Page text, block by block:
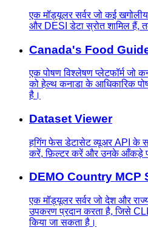
एक मॉड्यूलर सर्वर जो कई
और DESI डेटा स्रोत शामिल हैं,
Canada's Food
एक पोषण विश्लेषण प्लेटफॉर्म जो
को हेल्थ कनाडा के आधिकारिक
है।
Dataset Viewer
हगिंग फेस डेटासेट व्यूअर API के
करें, फ़िल्टर करें और उनके आँकड़े
DEMO Country MCP
एक मॉड्यूलर सर्वर जो देश और
उपकरण प्रदान करता है, जिसे
किया जा सकता है।